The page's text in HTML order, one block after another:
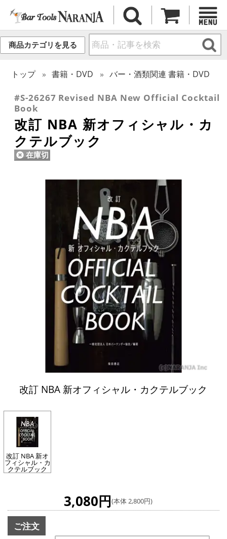
商品カテゴリを見る
トップ 書籍・DVD バー・酒類関連 書籍・DVD
#S-26267 Revised NBA New Official Cocktail
Book
改訂 NBA 新オフィシャル・カ
クテルブック
在庫切
改訂 NBA 新オフィシャル・カクテルブック
改訂 NBA 新オ
フィシャル・カ
クテルブック
3,080円(本体 2,800円)
ご注文